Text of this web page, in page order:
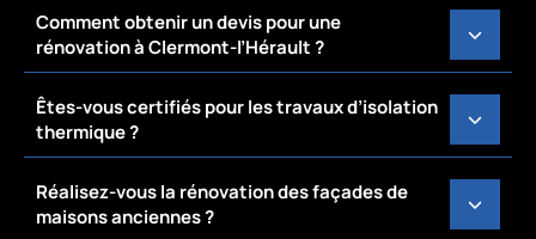
Comment obtenir un devis pour une
rénovation à Clermont-l’Hérault ?
Êtes-vous certifiés pour les travaux d’isolation
thermique ?
Réalisez-vous la rénovation des façades de
maisons anciennes ?